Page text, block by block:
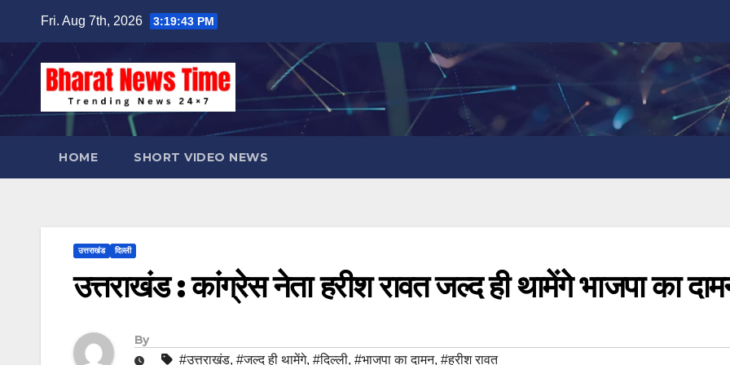
content
Fri. Aug 7th, 2026 3:19:44 PM
HOME SHORT VIDEO NEWS
उत्तराखंड दिल्ली
उत्तराखंड : कांग्रेस नेता हरीश रावत जल्द ही थामेंगे भाजपा का
By
#उत्तराखंड, #जल्द ही थामेंगे, #दिल्ली, #भाजपा का दामन, #हरीश रावत